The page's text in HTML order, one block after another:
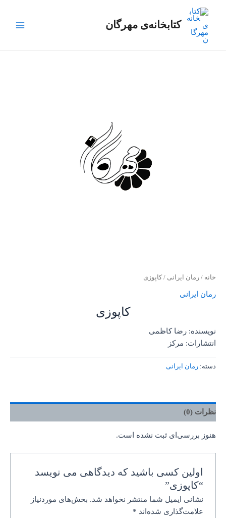
کتابخانه‌ی مهرگان
Menu
خانه / رمان ایرانی / کاپوزی
رمان ایرانی
کاپوزی
نویسنده: رضا کاظمی
انتشارات: مرکز
دسته: رمان ایرانی
نظرات (0)
هنوز بررسی‌ای ثبت نشده است.
اولین کسی باشید که دیدگاهی می نویسد
“کاپوزی”
نشانی ایمیل شما منتشر نخواهد شد. بخش‌های موردنیاز
علامت‌گذاری شده‌اند *